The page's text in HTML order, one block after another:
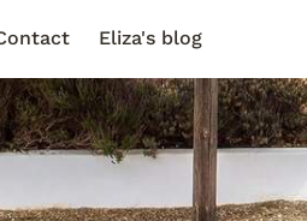
Eliza's blog